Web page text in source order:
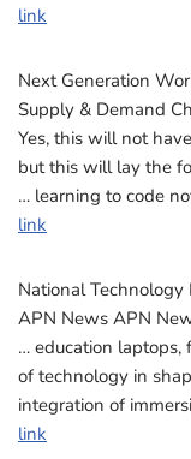
link
Next Generation
Supply & Demand
Yes, this will not
but this will lay the
… learning to code
link
National
APN News APN
… education
of technology in
integration of
link